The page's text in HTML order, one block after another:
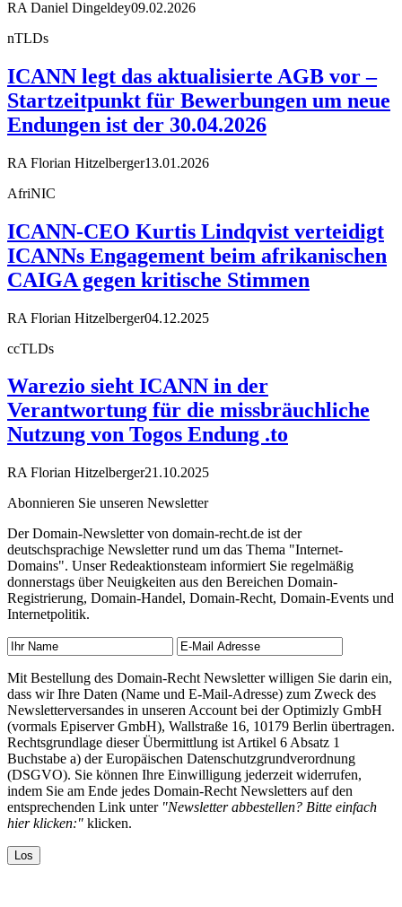
RA Daniel Dingeldey09.02.2026
nTLDs
ICANN legt das aktualisierte AGB vor –
Startzeitpunkt für Bewerbungen um neue
Endungen ist der 30.04.2026
RA Florian Hitzelberger13.01.2026
AfriNIC
ICANN-CEO Kurtis Lindqvist verteidigt
ICANNs Engagement beim afrikanischen
CAIGA gegen kritische Stimmen
RA Florian Hitzelberger04.12.2025
ccTLDs
Warezio sieht ICANN in der
Verantwortung für die missbräuchliche
Nutzung von Togos Endung .to
RA Florian Hitzelberger21.10.2025
Abonnieren Sie unseren Newsletter
Der Domain-Newsletter von domain-recht.de ist der
deutschsprachige Newsletter rund um das Thema "Internet-
Domains". Unser Redeaktionsteam informiert Sie regelmäßig
donnerstags über Neuigkeiten aus den Bereichen Domain-
Registrierung, Domain-Handel, Domain-Recht, Domain-Events und
Internetpolitik.
Mit Bestellung des Domain-Recht Newsletter willigen Sie darin ein,
dass wir Ihre Daten (Name und E-Mail-Adresse) zum Zweck des
Newsletterversandes in unseren Account bei der Optimizly GmbH
(vormals Episerver GmbH), Wallstraße 16, 10179 Berlin übertragen.
Rechtsgrundlage dieser Übermittlung ist Artikel 6 Absatz 1
Buchstabe a) der Europäischen Datenschutzgrundverordnung
(DSGVO). Sie können Ihre Einwilligung jederzeit widerrufen,
indem Sie am Ende jedes Domain-Recht Newsletters auf den
entsprechenden Link unter "Newsletter abbestellen? Bitte einfach
hier klicken:" klicken.